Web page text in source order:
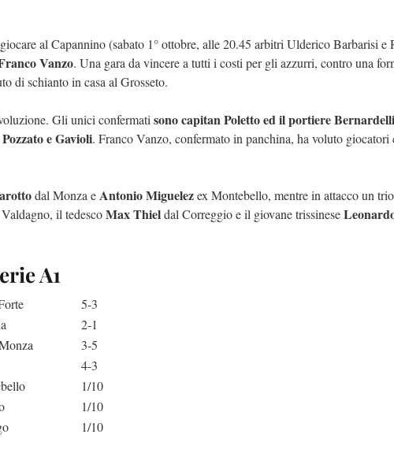
al Capannino (sabato 1° ottobre, alle 20.45 arbitri Ulderico Barbarisi e
Vanzo. Una gara da vincere a tutti i costi per gli azzurri, contro una
di schianto in casa al Grosseto.
Gli unici confermati sono capitan Poletto ed il portiere Bernardelli
e Gavioli. Franco Vanzo, confermato in panchina, ha voluto giocatori
dal Monza eAntonio Miguelezex Montebello, mentre in attacco un
il tedescoMax Thieldal Correggio e il giovane trissinese
A1
5-3
2-1
3-5
4-3
1/10
1/10
1/10